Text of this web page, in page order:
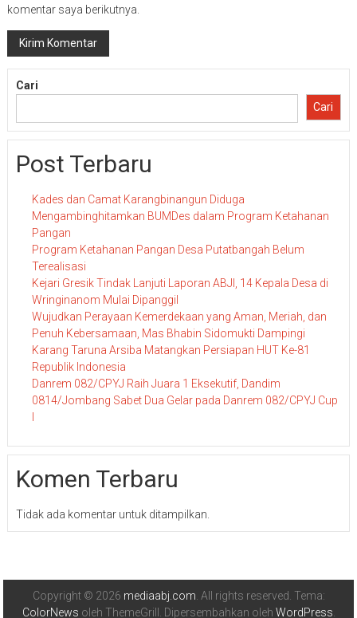
komentar saya berikutnya.
Cari
Cari
Post Terbaru
Kades dan Camat Karangbinangun Diduga
Mengambinghitamkan BUMDes dalam Program Ketahanan
Pangan
Program Ketahanan Pangan Desa Putatbangah Belum
Terealisasi
Kejari Gresik Tindak Lanjuti Laporan ABJI, 14 Kepala Desa di
Wringinanom Mulai Dipanggil
Wujudkan Perayaan Kemerdekaan yang Aman, Meriah, dan
Penuh Kebersamaan, Mas Bhabin Sidomukti Dampingi
Karang Taruna Arsiba Matangkan Persiapan HUT Ke-81
Republik Indonesia
Danrem 082/CPYJ Raih Juara 1 Eksekutif, Dandim
0814/Jombang Sabet Dua Gelar pada Danrem 082/CPYJ Cup
Komen Terbaru
Tidak ada komentar untuk ditampilkan.
Copyright © 2026 mediaabj.com . All rights reserved. Tema:
ColorNews oleh ThemeGrill. Dipersembahkan oleh WordPress